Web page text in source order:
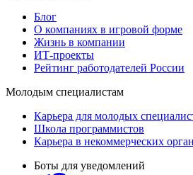
Блог
О компаниях в игровой форме
Жизнь в компании
ИТ-проекты
Рейтинг работодателей России
Молодым специалистам
Карьера для молодых
Школа программистов
Карьера в некоммерческих
Боты для уведомлений